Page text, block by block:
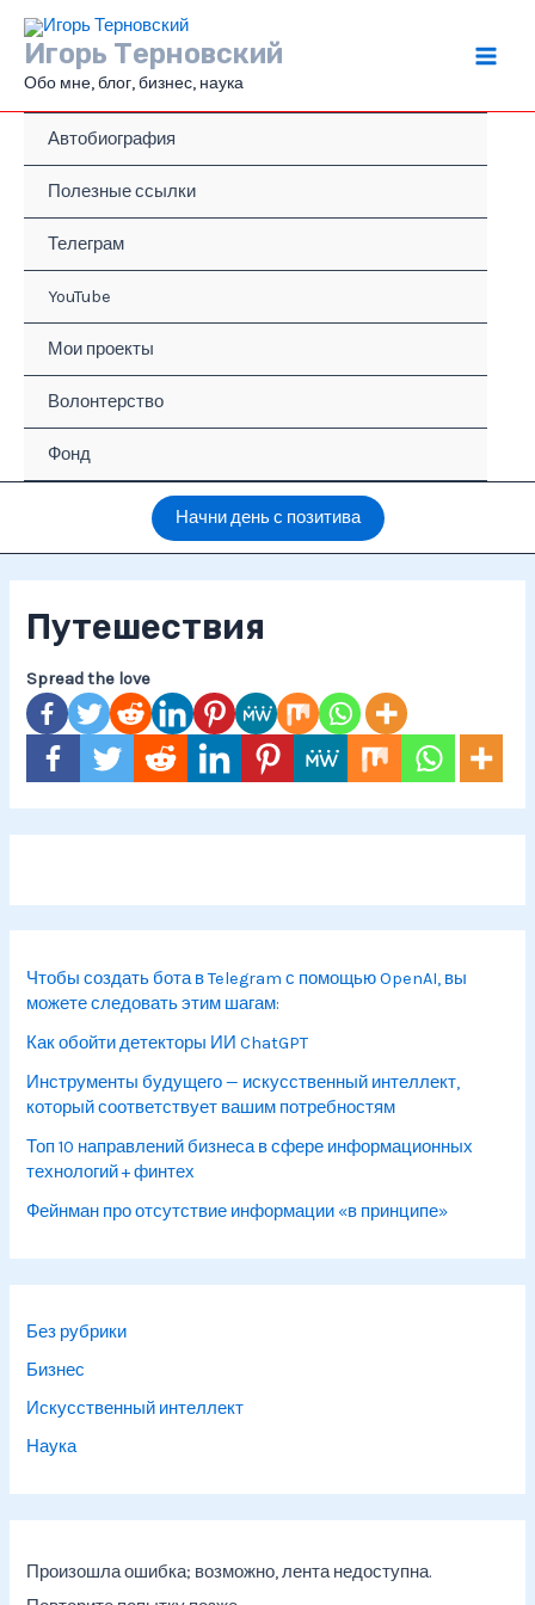
содержимому
Игорь Терновский
Обо мне, блог, бизнес, наука
Автобиография
Полезные ссылки
Телеграм
YouTube
Мои проекты
Волонтерство
Фонд
Начни день с позитива
Путешествия
Spread the love
Чтобы создать бота в Telegram с помощью OpenAI, вы
можете следовать этим шагам:
Как обойти детекторы ИИ ChatGPT
Инструменты будущего — искусственный интеллект,
который соответствует вашим потребностям
Топ 10 направлений бизнеса в сфере информационных
технологий + финтех
Фейнман про отсутствие информации «в принципе»
Без рубрики
Бизнес
Искусственный интеллект
Наука
Произошла ошибка; возможно, лента недоступна.